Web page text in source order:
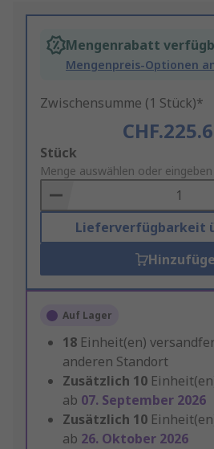
Mengenrabatt
Mengenpreis-Optionen
Zwischensumme (1 Stück)*
Add
to
Basket
Stück
Menge auswählen oder eingeben
Lieferverfügbarkeit
Auf Lager
18 Einheit(en)
anderen Standort
Zusätzlich 10
ab 07. September 2026
Zusätzlich 10
ab 26. Oktober 2026